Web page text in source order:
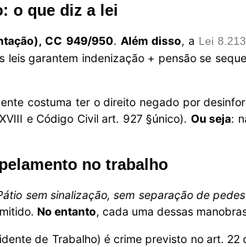
o que diz a lei
CC 949/950. Além disso, a Lei
leis garantem indenização + pensão se
costuma ter o direito negado por
e Código Civil art. 927 §único). Ou seja:
no trabalho
sem sinalização, sem separação de
No entanto, cada uma dessas
de Trabalho) é crime previsto no art.